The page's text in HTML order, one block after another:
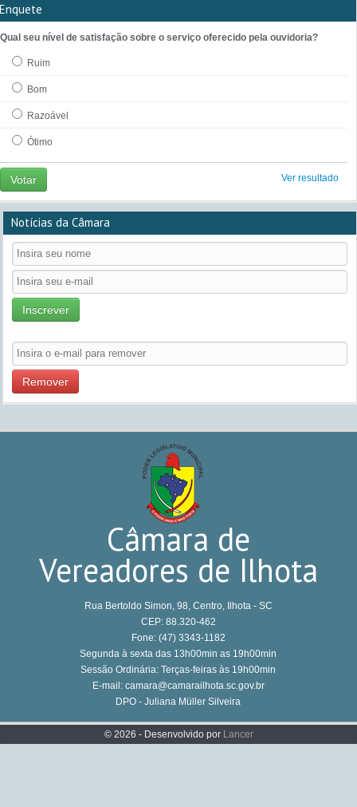
Enquete
Qual seu nível de satisfação sobre o serviço oferecido pela ouvidoria?
Ruim
Bom
Razoável
Ótimo
Votar Ver resultado
Notícias da Câmara
Inscrever
Remover
Câmara de
Vereadores de Ilhota
Rua Bertoldo Simon, 98, Centro, Ilhota - SC
CEP: 88.320-462
Fone: (47) 3343-1182
Segunda à sexta das 13h00min as 19h00min
Sessão Ordinária: Terças-feiras às 19h00min
E-mail: camara@camarailhota.sc.gov.br
DPO - Juliana Müller Silveira
© 2026 - Desenvolvido por Lancer